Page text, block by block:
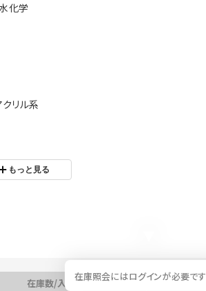
化学
リル系
もっと見る
在庫数/入荷予定日
在庫照会にはログインが必要です
数量